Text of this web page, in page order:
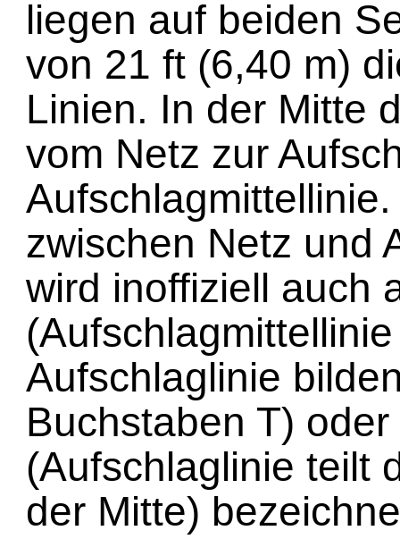
liegen auf beiden
von 21 ft (6,40 m)
Linien. In der Mitte
vom Netz zur
zwischen Netz und
wird inoffiziell auch
Aufschlaglinie
Buchstaben T)
(Aufschlaglinie teilt
der Mitte)